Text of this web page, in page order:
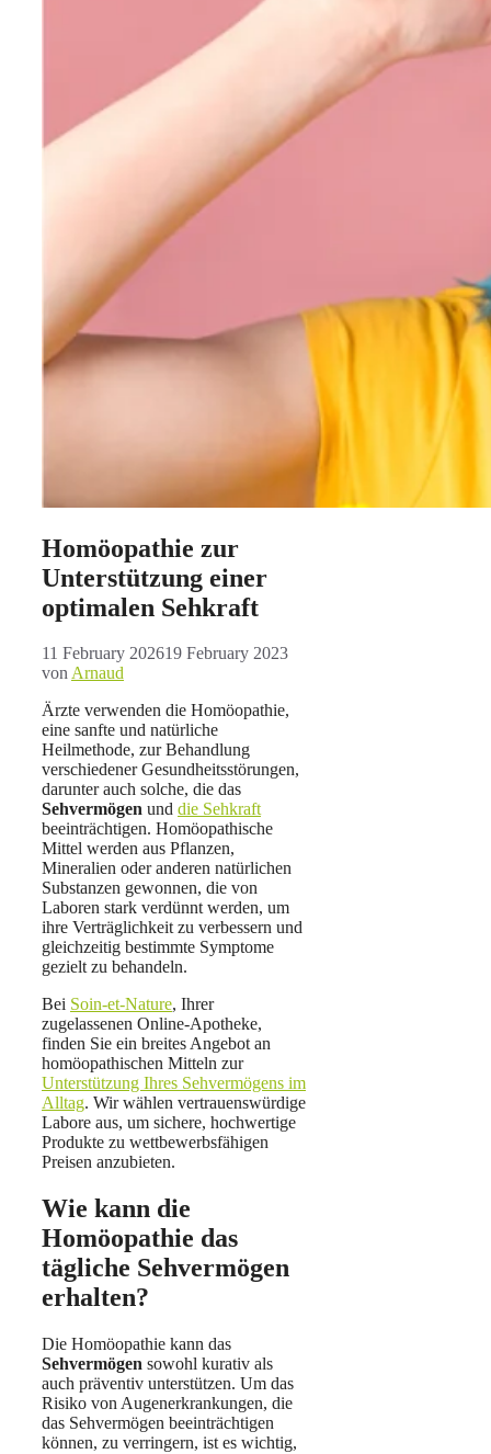
Homöopathie zur
Unterstützung einer
optimalen Sehkraft
11 February 202619 February 2023
vonArnaud
Ärzte verwenden die Homöopathie,
eine sanfte und natürliche
Heilmethode, zur Behandlung
verschiedener Gesundheitsstörungen,
darunter auch solche, die das
Sehvermögen und die Sehkraft
beeinträchtigen. Homöopathische
Mittel werden aus Pflanzen,
Mineralien oder anderen natürlichen
Substanzen gewonnen, die von
Laboren stark verdünnt werden, um
ihre Verträglichkeit zu verbessern und
gleichzeitig bestimmte Symptome
gezielt zu behandeln.
Bei Soin-et-Nature, Ihrer
zugelassenen Online-Apotheke,
finden Sie ein breites Angebot an
homöopathischen Mitteln zur
Unterstützung Ihres Sehvermögens im
Alltag. Wir wählen vertrauenswürdige
Labore aus, um sichere, hochwertige
Produkte zu wettbewerbsfähigen
Preisen anzubieten.
Wie kann die
Homöopathie das
tägliche Sehvermögen
erhalten?
Die Homöopathie kann das
Sehvermögen sowohl kurativ als
auch präventiv unterstützen. Um das
Risiko von Augenerkrankungen, die
das Sehvermögen beeinträchtigen
können, zu verringern, ist es wichtig,